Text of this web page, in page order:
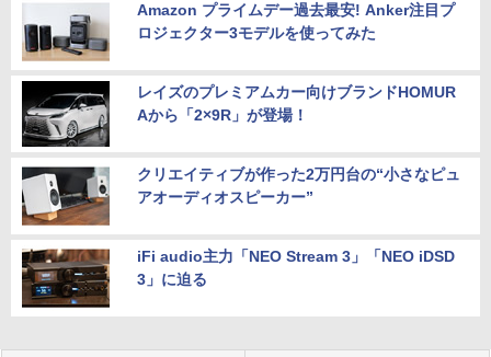
Amazon プライムデー過去最安! Anker注目プ
ロジェクター3モデルを使ってみた
レイズのプレミアムカー向けブランドHOMUR
Aから「2×9R」が登場！
クリエイティブが作った2万円台の“小さなピュ
アオーディオスピーカー”
iFi audio主力「NEO Stream 3」「NEO iDSD
3」に迫る